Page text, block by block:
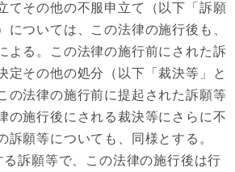
てその他の不服申立て（以下「訴願
については、この法律の施行後も、
よる。この法律の施行前にされた訴
定その他の処分（以下「裁決等」と
の法律の施行前に提起された訴願等
の施行後にされる裁決等にさらに不
訴願等についても、同様とする。
訴願等で、この法律の施行後は行